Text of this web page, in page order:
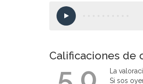
Calificaciones de
La
Si sos